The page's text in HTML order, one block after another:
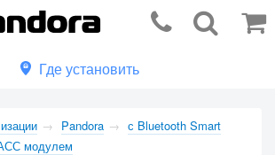
Где установить
Pandora
с Bluetooth Smart
модулем